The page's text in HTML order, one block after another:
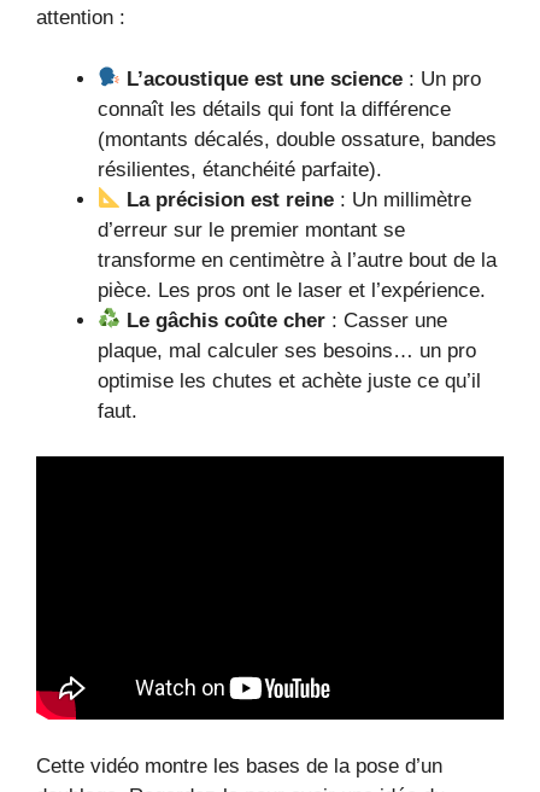
attention :
L’acoustique est une science : Un pro
connaît les détails qui font la différence
(montants décalés, double ossature, bandes
résilientes, étanchéité parfaite).
La précision est reine : Un millimètre
d’erreur sur le premier montant se
transforme en centimètre à l’autre bout de la
pièce. Les pros ont le laser et l’expérience.
Le gâchis coûte cher : Casser une
plaque, mal calculer ses besoins… un pro
optimise les chutes et achète juste ce qu’il
faut.
Cette vidéo montre les bases de la pose d’un